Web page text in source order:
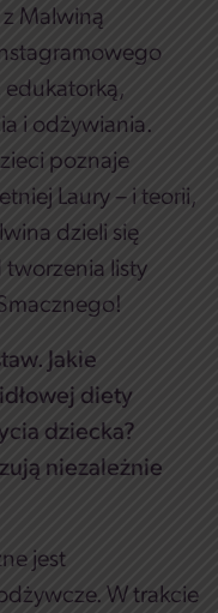
Malwiną
edukatorką,
i odżywiania.
poznaje
Laury – i teorii,
dzieli się
listy
Jakie
diety
dziecka?
niezależnie
jest
W trakcie